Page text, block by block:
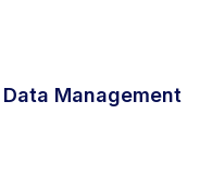
Management